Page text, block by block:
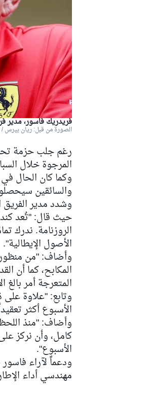
دبليو آر سي
سباقات التحمّل
فريدريك فاسور، مدير
الصورة من قبل: ريان
رغم جلب حزمة
المرجوة خلال
وكما كان الحال
والسائقين
وشدد مدير
حيث قال: "تُعد
الروزنامة. ندرك
الأصول الإيطالية".
وأضاف: "من منظور
المكابح، كما أن
المتعرجة أمر بالغ
وتابع: "علاوة
الأسبوع أكثر
وأضاف: "منذ
كامل، وأن نركز
الأسبوع".
ودعماً لآراء
مهندسي أداء